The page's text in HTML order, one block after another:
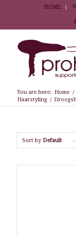
HOME
You are here: Home /
Haarstyling /
Sort byDefault